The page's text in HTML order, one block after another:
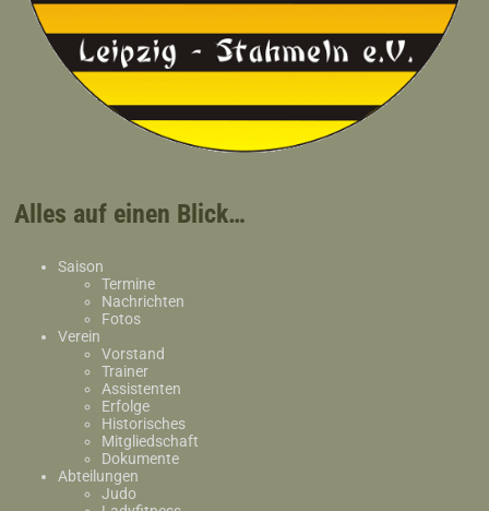
Alles auf einen Blick…
Saison
Termine
Nachrichten
Fotos
Verein
Vorstand
Trainer
Assistenten
Erfolge
Historisches
Mitgliedschaft
Dokumente
Abteilungen
Judo